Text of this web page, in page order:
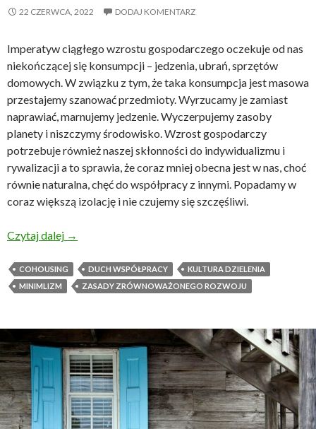
22 CZERWCA, 2022 DODAJ KOMENTARZ
Imperatyw ciągłego wzrostu gospodarczego oczekuje od nas
niekończącej się konsumpcji – jedzenia, ubrań, sprzętów
domowych. W związku z tym, że taka konsumpcja jest masowa
przestajemy szanować przedmioty. Wyrzucamy je zamiast
naprawiać, marnujemy jedzenie. Wyczerpujemy zasoby
planety i niszczymy środowisko. Wzrost gospodarczy
potrzebuje również naszej skłonności do indywidualizmu i
rywalizacji a to sprawia, że coraz mniej obecna jest w nas, choć
równie naturalna, chęć do współpracy z innymi. Popadamy w
coraz większą izolację i nie czujemy się szczęśliwi.
Czytaj dalej Cohousing rzuca wyzwanie konsumpcyjnemu
→
COHOUSING DUCH WSPÓŁPRACY
KULTURA DZIELENIA
MINIMLIZM
ZASADY ZRÓWNOWAŻONEGO ROZWOJU